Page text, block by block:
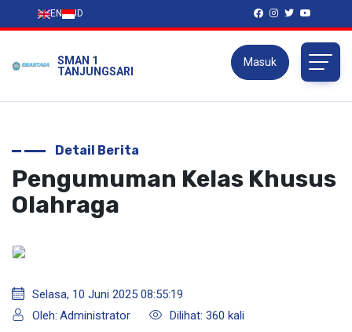
EN ID
SMAN 1
TANJUNGSARI
Masuk
Detail Berita
Pengumuman Kelas Khusus
Olahraga
Selasa, 10 Juni 2025 08:55:19
Oleh: Administrator Dilihat: 360 kali